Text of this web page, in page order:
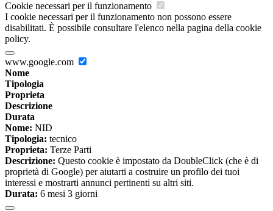
Cookie necessari per il funzionamento
I cookie necessari per il funzionamento non possono essere
disabilitati. È possibile consultare l'elenco nella pagina della cookie
policy.
www.google.com
Nome
Tipologia
Proprieta
Descrizione
Durata
Nome: NID
Tipologia: tecnico
Proprieta: Terze Parti
Descrizione: Questo cookie è impostato da DoubleClick (che è di
proprietà di Google) per aiutarti a costruire un profilo dei tuoi
interessi e mostrarti annunci pertinenti su altri siti.
Durata: 6 mesi 3 giorni